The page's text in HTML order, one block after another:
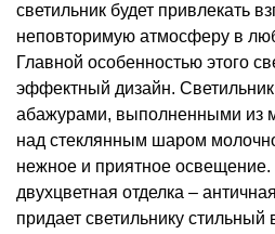
светильник будет привлекать
неповторимую атмосферу в
Главной особенностью этого
эффектный дизайн.
абажурами, выполненными из
над стеклянным шаром
нежное и приятное освещение.
двухцветная отделка –
придает светильнику стильный